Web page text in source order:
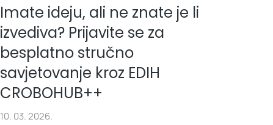
Imate ideju, ali ne znate je li
izvediva? Prijavite se za
besplatno stručno
savjetovanje kroz EDIH
CROBOHUB++
10. 03. 2026.